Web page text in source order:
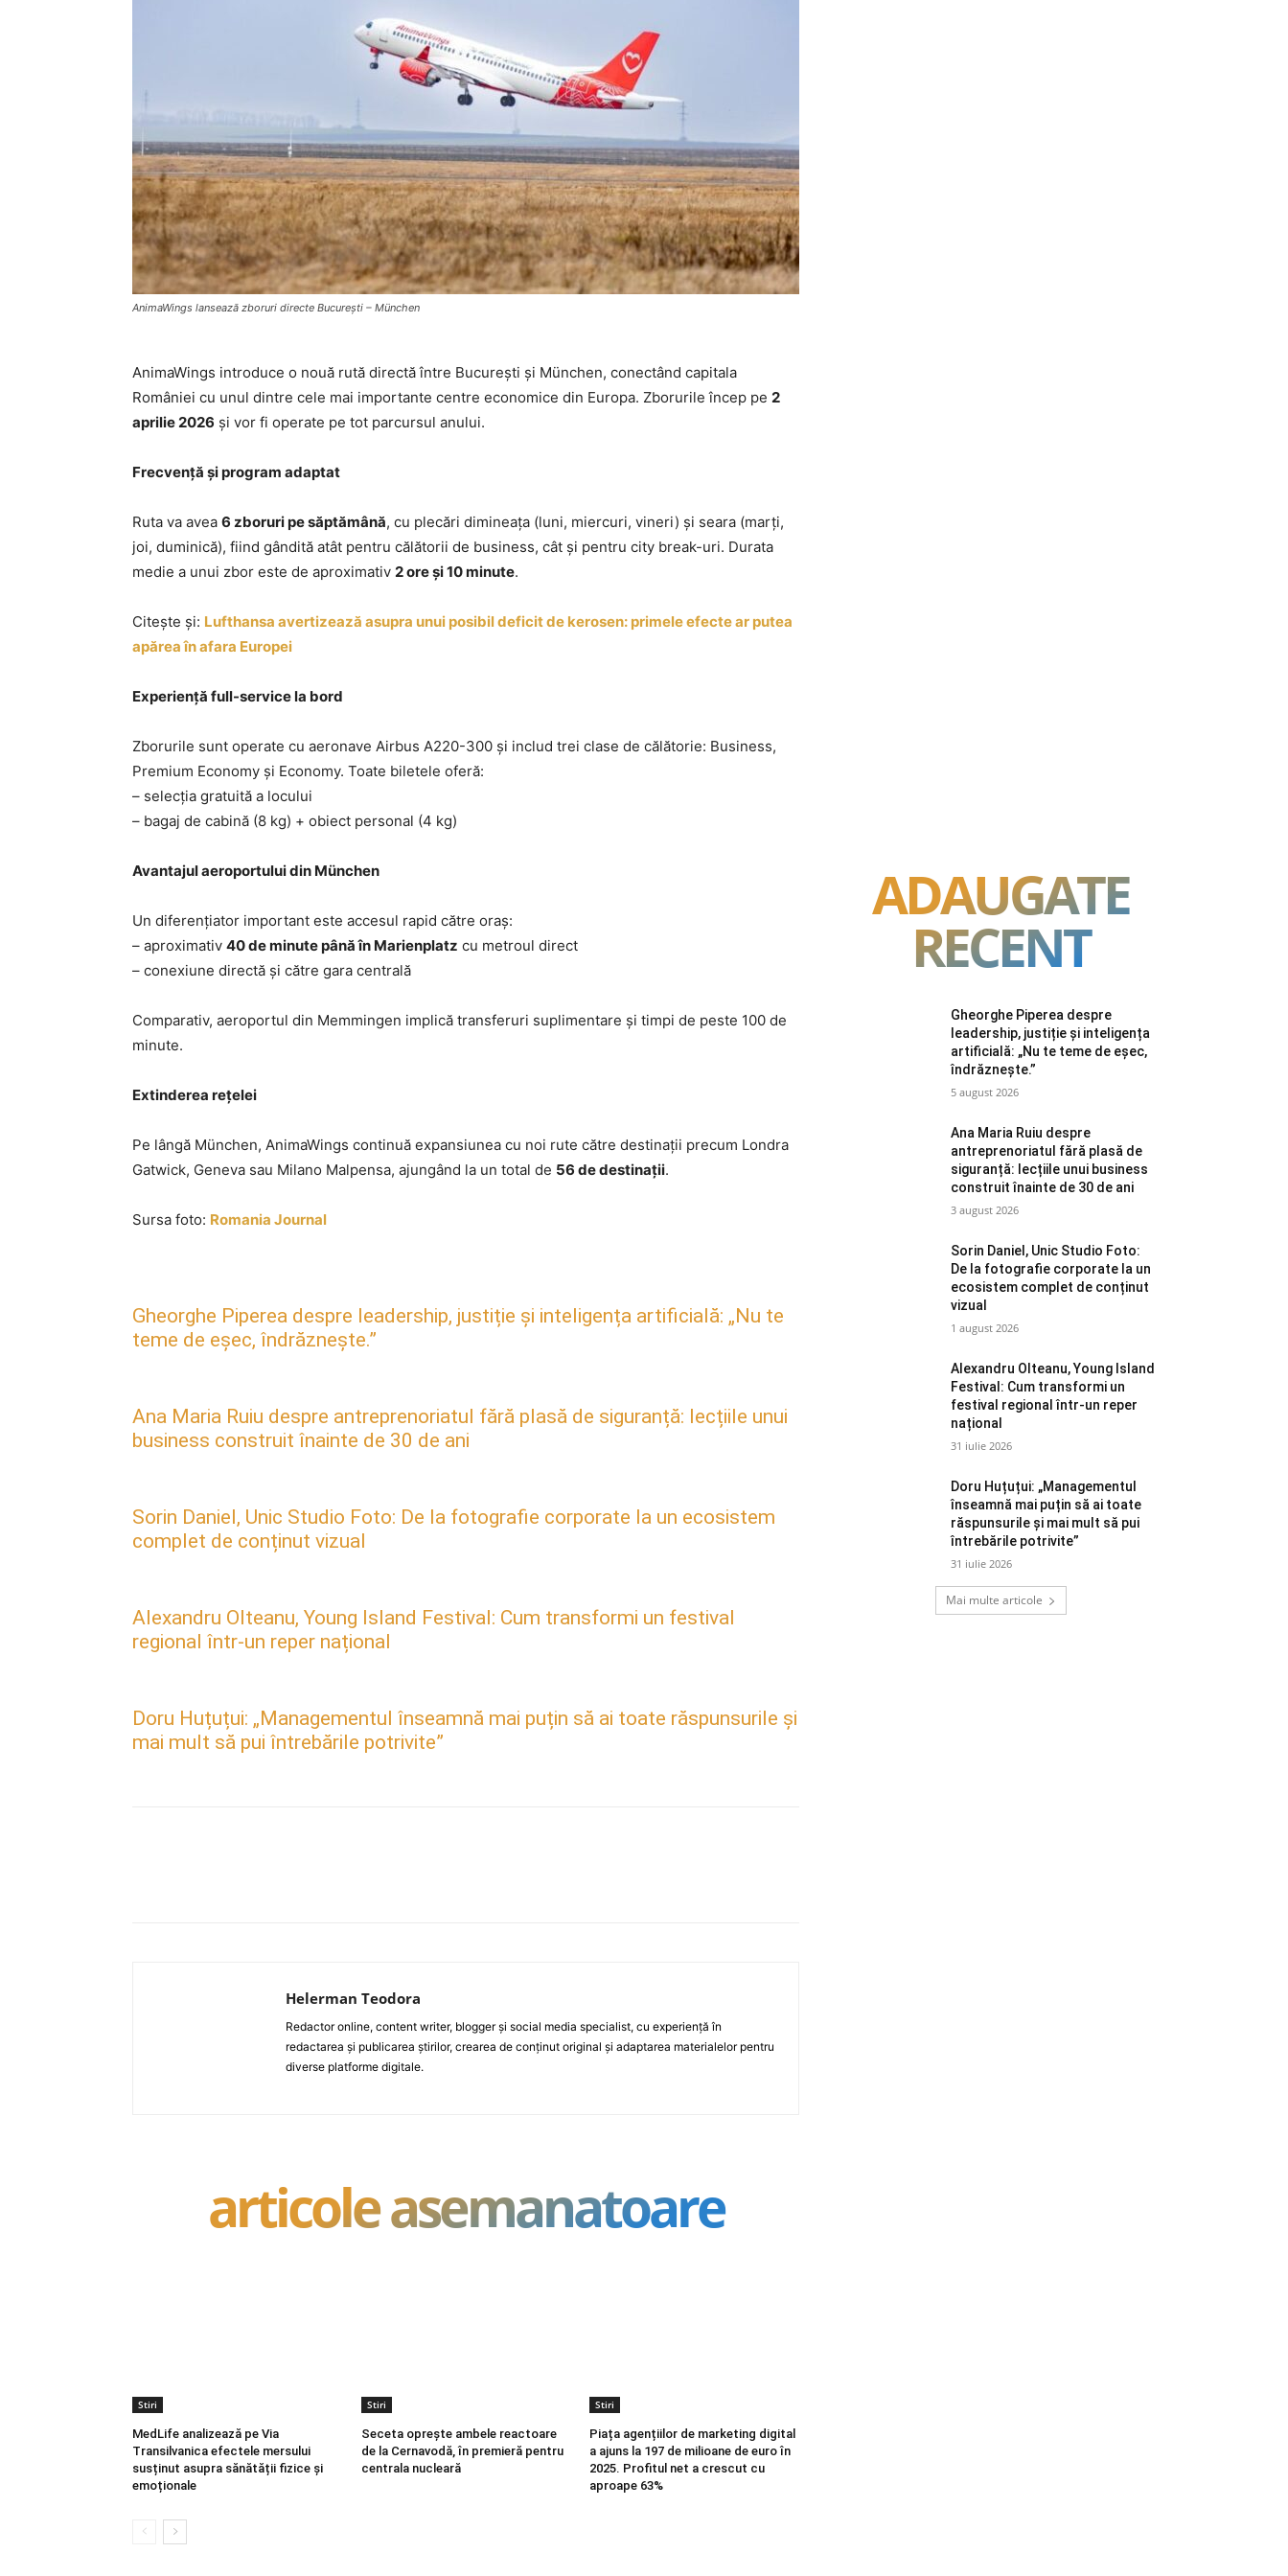
AnimaWings lansează zboruri directe București – München
AnimaWings introduce o nouă rută directă între București și München, conectând capitala
României cu unul dintre cele mai importante centre economice din Europa. Zborurile încep pe 2
aprilie 2026 și vor fi operate pe tot parcursul anului.
Frecvență și program adaptat
Ruta va avea 6 zboruri pe săptămână, cu plecări dimineața (luni, miercuri, vineri) și seara (marți,
joi, duminică), fiind gândită atât pentru călătorii de business, cât și pentru city break-uri. Durata
medie a unui zbor este de aproximativ 2 ore și 10 minute.
Citește și: Lufthansa avertizează asupra unui posibil deficit de kerosen: primele efecte ar putea
apărea în afara Europei
Experiență full-service la bord
Zborurile sunt operate cu aeronave Airbus A220-300 și includ trei clase de călătorie: Business,
Premium Economy și Economy. Toate biletele oferă:
– selecția gratuită a locului
– bagaj de cabină (8 kg) + obiect personal (4 kg)
Avantajul aeroportului din München
Un diferențiator important este accesul rapid către oraș:
– aproximativ 40 de minute până în Marienplatz cu metroul direct
– conexiune directă și către gara centrală
Comparativ, aeroportul din Memmingen implică transferuri suplimentare și timpi de peste 100 de
minute.
Extinderea rețelei
Pe lângă München, AnimaWings continuă expansiunea cu noi rute către destinații precum Londra
Gatwick, Geneva sau Milano Malpensa, ajungând la un total de 56 de destinații.
Sursa foto: Romania Journal
Gheorghe Piperea despre leadership, justiție și inteligența artificială: „Nu te
teme de eșec, îndrăznește.”
Ana Maria Ruiu despre antreprenoriatul fără plasă de siguranță: lecțiile unui
business construit înainte de 30 de ani
Sorin Daniel, Unic Studio Foto: De la fotografie corporate la un ecosistem
complet de conținut vizual
Alexandru Olteanu, Young Island Festival: Cum transformi un festival
regional într-un reper național
Doru Huțuțui: „Managementul înseamnă mai puțin să ai toate răspunsurile și
mai mult să pui întrebările potrivite”
Helerman Teodora
Redactor online, content writer, blogger și social media specialist, cu experiență în
redactarea și publicarea știrilor, crearea de conținut original și adaptarea materialelor pentru
diverse platforme digitale.
articole asemanatoare
Stiri
MedLife analizează pe Via
Transilvanica efectele mersului
susținut asupra sănătății fizice și
emoționale
Stiri
Seceta oprește ambele reactoare
de la Cernavodă, în premieră pentru
centrala nucleară
Stiri
Piața agențiilor de marketing digital
a ajuns la 197 de milioane de euro în
2025. Profitul net a crescut cu
aproape 63%
ADAUGATE
RECENT
Gheorghe Piperea despre
leadership, justiție și inteligența
artificială: „Nu te teme de eșec,
îndrăznește.”
5 august 2026
Ana Maria Ruiu despre
antreprenoriatul fără plasă de
siguranță: lecțiile unui business
construit înainte de 30 de ani
3 august 2026
Sorin Daniel, Unic Studio Foto:
De la fotografie corporate la un
ecosistem complet de conținut
vizual
1 august 2026
Alexandru Olteanu, Young Island
Festival: Cum transformi un
festival regional într-un reper
național
31 iulie 2026
Doru Huțuțui: „Managementul
înseamnă mai puțin să ai toate
răspunsurile și mai mult să pui
întrebările potrivite”
31 iulie 2026
Mai multe articole